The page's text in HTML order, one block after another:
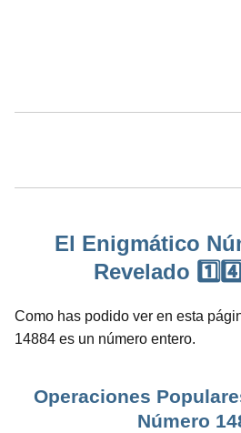
El Enigmático
Revelado
Como has podido ver en esta
14884 es un número entero.
Operaciones
Número